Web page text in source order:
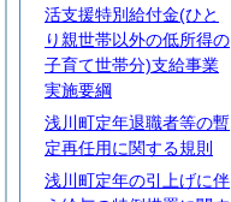
活支援特別給付金(ひと
り親世帯以外の低所得の
子育て世帯分)支給事業
実施要綱
浅川町定年退職者等の暫
定再任用に関する規則
浅川町定年の引上げに伴